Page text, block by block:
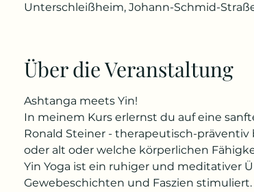
Unterschleißheim, Johann-Schmid-
Über die Veranstaltung
Ashtanga meets Yin!
In meinem Kurs erlernst du auf eine
Ronald Steiner - therapeutisch-
oder alt oder welche körperlichen
Yin Yoga ist ein ruhiger und meditativer
Gewebeschichten und Faszien